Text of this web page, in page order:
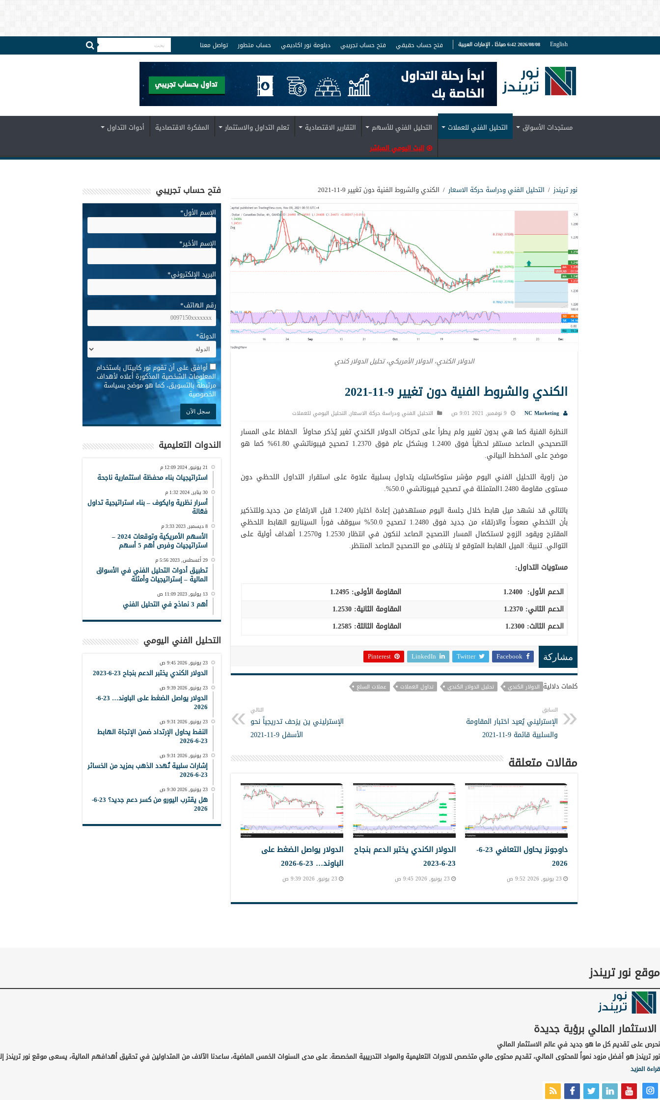
English 2026/08/08 6:42 صباحًا ، الإمارات العربية فتح حساب حقيقي فتح حساب تجريبي دبلومة نور اكاديمي حساب متطور تواصل معنا
مستجدات الأسواق التحليل الفني للعملات التحليل الفني للأسهم التقارير الاقتصادية تعلم التداول والاستثمار المفكرة الاقتصادية
أدوات التداول
البث اليومي المباشر
نور تريندز / التحليل الفني ودراسة حركة الاسعار / الكندي والشروط الفنية دون تغيير 9-11-2021
الدولار الكندي، الدولار الأمريكي، تحليل الدولار كندي
الكندي والشروط الفنية دون تغيير 9-11-2021
NC Marketing 9 نوفمبر, 2021 9:01 ص التحليل الفني ودراسة حركة الاسعار, التحليل اليومي للعملات
النظرة الفنية كما هي بدون تغيير ولم يطرأ على تحركات الدولار الكندي تغير يُذكر محاولاً الحفاظ على المسار
التصحيحي الصاعد مستقر لحظياً فوق 1.2400 وبشكل عام فوق 1.2370 تصحيح فيبوناتشي 61.80% كما هو
موضح على المخطط البياني.
من زاوية التحليل الفني اليوم مؤشر ستوكاستيك يتداول بسلبية علاوة على استقرار التداول اللحظي دون
مستوى مقاومة 1.2480المتمثلة في تصحيح فيبوناتشي 50.0%.
بالتالي قد نشهد ميل هابط خلال جلسة اليوم مستهدفين إعادة اختبار 1.2400 قبل الارتفاع من جديد.وللتذكير
بأن التخطي صعوداً والارتقاء من جديد فوق 1.2480 تصحيح 50.0% سيوقف فوراً السيناريو الهابط اللحظي
المقترح ويقود الزوج لاستكمال المسار التصحيح الصاعد لنكون في انتظار 1.2530 و1.2570 أهداف أولية على
التوالي. تنبية: الميل الهابط المتوقع لا يتنافى مع التصحيح الصاعد المنتظر.
مستويات التداول:
الدعم الأول: 1.2400 المقاومة الأولى: 1.2495
الدعم الثاني: 1.2370 المقاومة الثانية: 1.2530
الدعم الثالث: المقاومة الثالثة: 1.2585
مشاركة Facebook
Twitter
LinkedIn
Pinterest
كلمات دلالية الدولار الكندي تحليل الدولار الكندي تداول العملات عملات السلع
السابق
الإسترليني يُعيد اختبار المقاومة
والسلبية قائمة 9-11-2021
التالي
الإسترليني ين يزحف تدريجياً نحو
الأسفل 9-11-2021
مقالات متعلقة
داوجونز يحاول التعافي 23-6-
2026
23 يونيو, 2026 9:52 ص
الدولار الكندي يختبر الدعم بنجاح
23-6-2023
23 يونيو, 2026 9:45 ص
الدولار يواصل الضغط على
الباوند… 23-6-2026
23 يونيو, 2026 9:39 ص
فتح حساب تجريبي
الإسم الأول*
الإسم الأخير*
البريد الإلكتروني*
رقم الهاتف*
الدولة*
* أوافق على أن تقوم نور كابيتال باستخدام
المعلومات الشخصية المذكورة أعلاه لأهداف
مرتبطة بالتسويق، كما هو موضح بسياسة
الخصوصية
الندوات التعليمية
21 يونيو, 2024 12:09 م
استراتيجيات بناء محفظة استثمارية ناجحة
30 يناير, 2024 1:32 م
أسرار نظرية وايكوف – بناء استراتيجية تداول
فعّالة
8 ديسمبر, 2023 3:33 م
الأسهم الأمريكية وتوقعات 2024 –
استراتيجيات وفرص أهم 5 أسهم
29 أغسطس, 2023 5:56 م
تطبيق أدوات التحليل الفني في الأسواق
المالية – إستراتيجيات وأمثلة
13 يوليو, 2023 11:09 ص
أهم 3 نماذج في التحليل الفني
التحليل الفني اليومي
23 يونيو, 2026 9:45 ص
الدولار الكندي يختبر الدعم بنجاح 23-6-2023
23 يونيو, 2026 9:39 ص
الدولار يواصل الضغط على الباوند… 23-6-
2026
23 يونيو, 2026 9:31 ص
النفط يحاول الإرتداد ضمن الإتجاة الهابط
23-6-2026
23 يونيو, 2026 9:31 ص
إشارات سلبية تُهدد الذهب بمزيد من الخسائر
23-6-2026
23 يونيو, 2026 9:30 ص
هل يقترب اليورو من كسر دعم جديد؟ 23-6-
2026
موقع نور تريندز
الاستثمار المالي برؤية جديدة
نحرص على تقديم كل ما هو جديد في عالم الاستثمار المالي
نور تريندز هو أفضل مزود نمواً للمحتوى المالي، تقديم محتوى مالي متخصص للدورات التعليمية والمواد التدريبية المخصصة. على مدى السنوات الخمس الماضية، ساعدنا الآلاف من المتداولين في تحقيق أهدافهم المالية، يسعى موقع نور تريندز
قراءة المزيد